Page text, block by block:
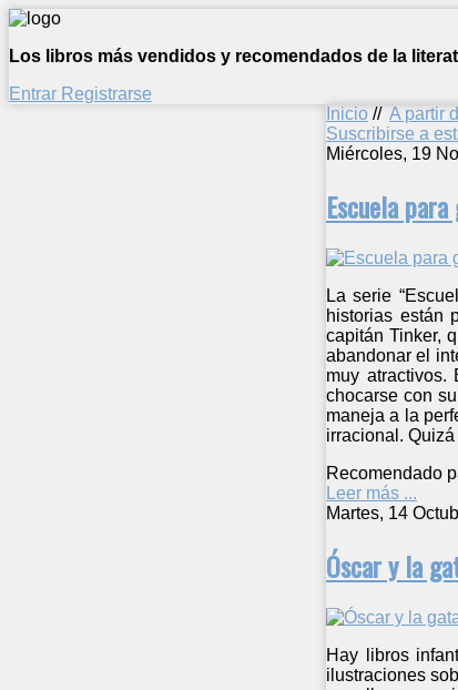
Los libros más vendidos y recomendados de la
Entrar Registrarse
Inicio // A partir
Suscribirse a
Miércoles, 19
Escuela
La serie
historias están
capitán Tinker,
abandonar el
muy
chocarse con
maneja a la
irracional.
Recomendado
Leer más ...
Martes, 14
Óscar y la
Hay libros
ilustraciones